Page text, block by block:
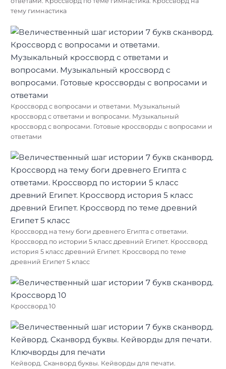
тему гимнастика
Кроссворд с вопросами и ответами. Музыкальный
кроссворд с ответами и вопросами. Музыкальный
кроссворд с вопросами. Готовые кроссворды с вопросами и
ответами
Кроссворд на тему боги древнего Египта с ответами.
Кроссворд по истории 5 класс древний Египет. Кроссворд
история 5 класс древний Египет. Кроссворд по теме
древний Египет 5 класс
Кроссворд 10
Кейворд. Сканворд буквы. Кейворды для печати.